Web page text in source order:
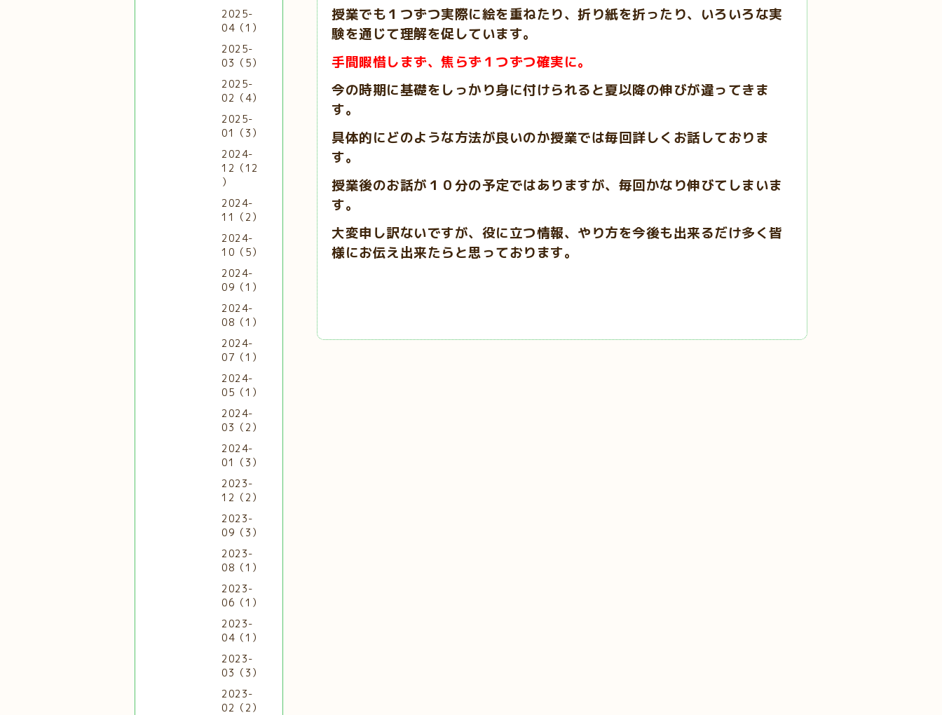
授業でも１つずつ実際に絵を重ねたり、折り紙を折ったり、いろいろな実
験を通じて理解を促しています。
手間暇惜しまず、焦らず１つずつ確実に。
今の時期に基礎をしっかり身に付けられると夏以降の伸びが違ってきま
す。
具体的にどのような方法が良いのか授業では毎回詳しくお話しておりま
す。
授業後のお話が１０分の予定ではありますが、毎回かなり伸びてしまいま
す。
大変申し訳ないですが、役に立つ情報、やり方を今後も出来るだけ多く皆
様にお伝え出来たらと思っております。
2025-
04（1）
2025-
03（5）
2025-
02（4）
2025-
01（3）
2024-
12（12
）
2024-
11（2）
2024-
10（5）
2024-
09（1）
2024-
08（1）
2024-
07（1）
2024-
05（1）
2024-
03（2）
2024-
01（3）
2023-
12（2）
2023-
09（3）
2023-
08（1）
2023-
06（1）
2023-
04（1）
2023-
03（3）
2023-
02（2）